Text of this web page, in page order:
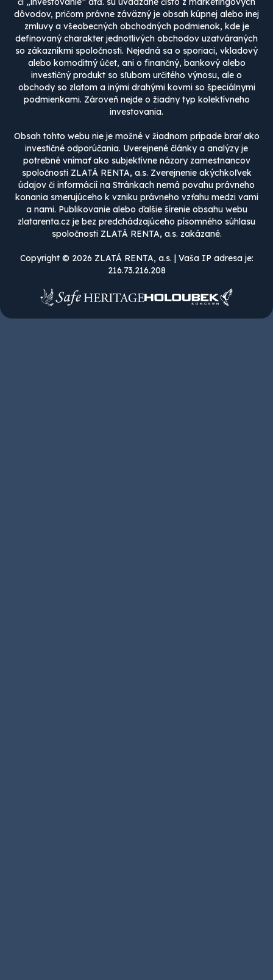
dôvodov, pričom právne záväzný je obsah kúpnej alebo inej
zmluvy a všeobecných obchodných podmienok, kde je
definovaný charakter jednotlivých obchodov uzatváraných
so zákazníkmi spoločnosti. Nejedná sa o sporiaci, vkladový
alebo komoditný účet, ani o finančný, bankový alebo
investičný produkt so sľubom určitého výnosu, ale o
obchody so zlatom a inými drahými kovmi so špeciálnymi
podmienkami. Zároveň nejde o žiadny typ kolektívneho
investovania.
Obsah tohto webu nie je možné v žiadnom prípade brať ako
investičné odporúčania. Uverejnené články a analýzy je
potrebné vnímať ako subjektívne názory zamestnancov
spoločnosti ZLATÁ RENTA, a.s. Zverejnenie akýchkoľvek
údajov či informácií na Stránkach nemá povahu právneho
konania smerujúceho k vzniku právneho vzťahu medzi vami
a nami. Publikovanie alebo ďalšie šírenie obsahu webu
zlatarenta.cz je bez predchádzajúceho písomného súhlasu
spoločnosti ZLATÁ RENTA, a.s. zakázané.
Copyright © 2026 ZLATÁ RENTA, a.s. | Vaša IP adresa je:
216.73.216.208